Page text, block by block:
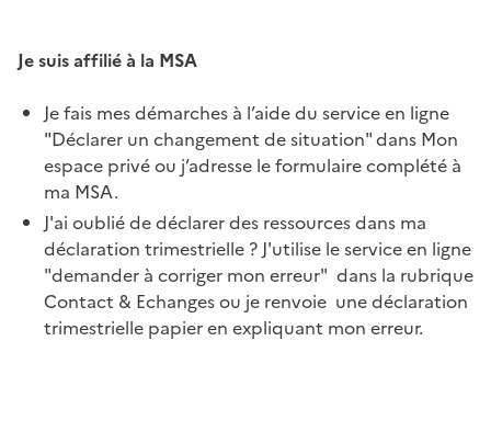
Je suis affilié à la MSA
Je fais mes démarches à l’aide du service en ligne
"Déclarer un changement de situation" dans Mon
espace privé ou j’adresse le formulaire complété à
ma MSA.
J'ai oublié de déclarer des ressources dans ma
déclaration trimestrielle ? J'utilise le service en ligne
"demander à corriger mon erreur" dans la rubrique
Contact & Echanges ou je renvoie une déclaration
trimestrielle papier en expliquant mon erreur.